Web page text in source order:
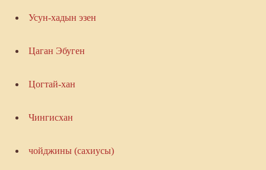
Усун-хадын эзен
Цаган Эбуген
Цогтай-хан
Чингисхан
чойджины (сахиусы)